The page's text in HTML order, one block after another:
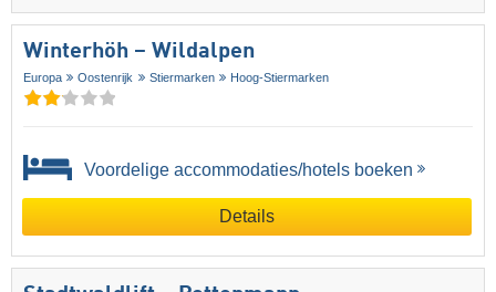
Winterhöh – Wildalpen
Europa Oostenrijk Stiermarken Hoog-Stiermarken
Voordelige accommodaties/hotels boeken
Details